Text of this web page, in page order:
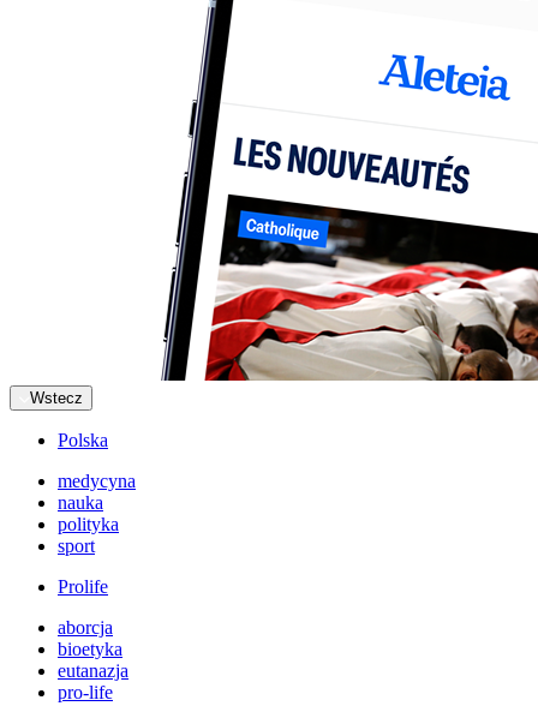
Wstecz
Polska
medycyna
nauka
polityka
sport
Prolife
aborcja
bioetyka
eutanazja
pro-life